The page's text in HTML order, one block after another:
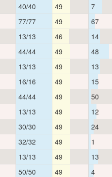
40/40 49 7
77/77 49 67
13/13 46 14
44/44 49 48
13/13 49 13
16/16 49 15
44/44 49 50
13/13 49 12
30/30 49 24
32/32 49 1
13/13 49 13
50/50 49 4